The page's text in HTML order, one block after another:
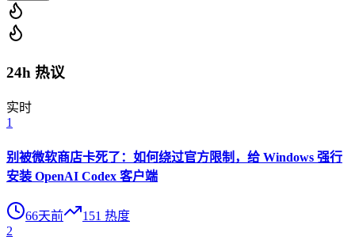
24h 热议
实时
1
别被微软商店卡死了：如何绕过官方限制，给 Windows 强行
安装 OpenAI Codex 客户端
66天前 151 热度
2